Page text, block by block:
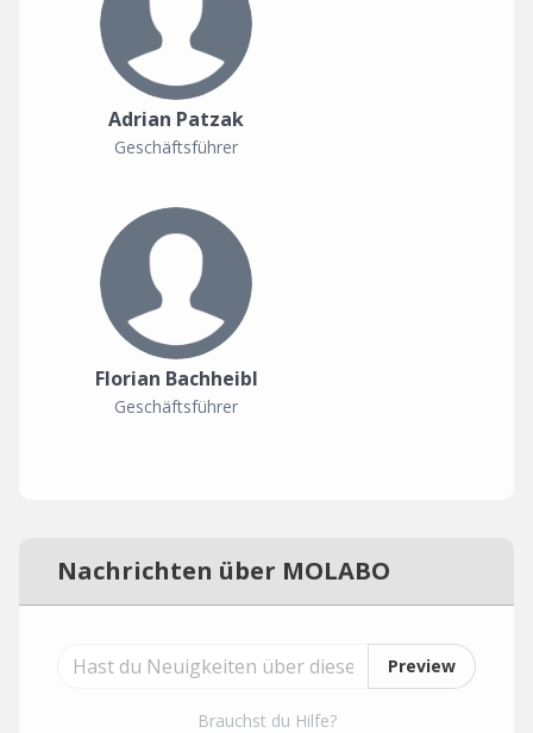
Adrian Patzak
Geschäftsführer
Florian Bachheibl
Geschäftsführer
Nachrichten über MOLABO
Preview
Brauchst du Hilfe?